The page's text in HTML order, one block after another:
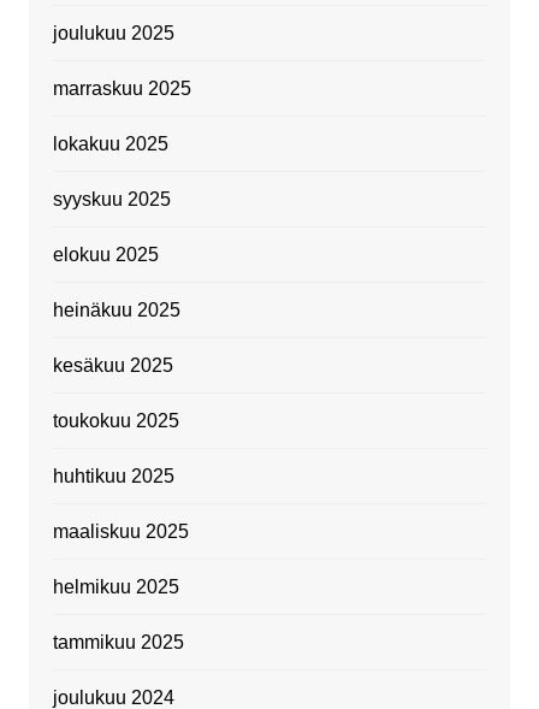
joulukuu 2025
marraskuu 2025
lokakuu 2025
syyskuu 2025
elokuu 2025
heinäkuu 2025
kesäkuu 2025
toukokuu 2025
huhtikuu 2025
maaliskuu 2025
helmikuu 2025
tammikuu 2025
joulukuu 2024